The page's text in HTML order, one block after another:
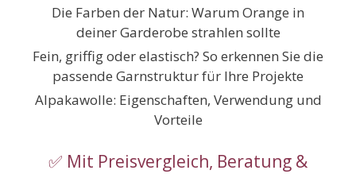
Die Farben der Natur: Warum Orange in
deiner Garderobe strahlen sollte
Fein, griffig oder elastisch? So erkennen Sie die
passende Garnstruktur für Ihre Projekte
Alpakawolle: Eigenschaften, Verwendung und
Vorteile
✅ Mit Preisvergleich, Beratung &